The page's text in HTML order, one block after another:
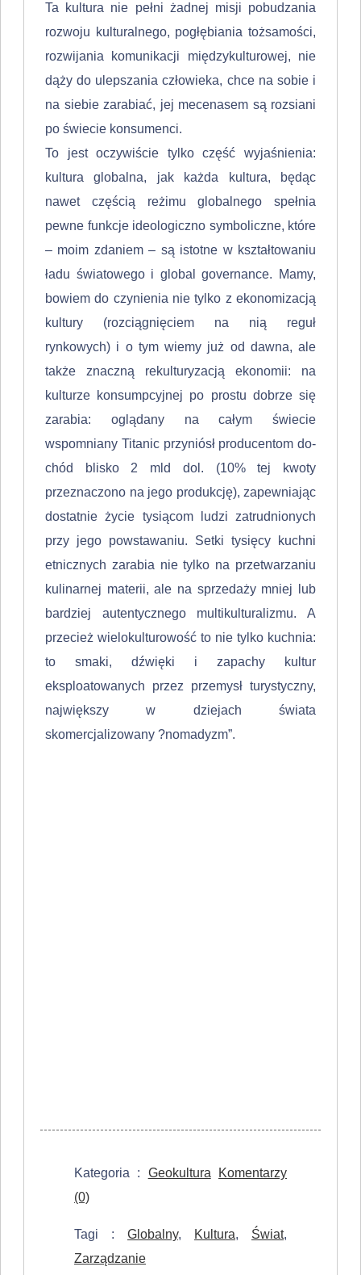
Ta kultura nie pełni żadnej misji pobudzania
rozwoju kulturalnego, pogłę­biania tożsamości,
rozwijania komunikacji międzykulturowej, nie
dąży do ulep­szania człowieka, chce na sobie i
na siebie zarabiać, jej mecenasem są rozsiani
po świecie konsumenci.
To jest oczywiście tylko część wyjaśnienia:
kultura globalna, jak każda kultura, będąc
nawet częścią reżimu globalnego spełnia
pewne funkcje ideologiczno symboliczne, które
– moim zdaniem – są istotne w kształtowaniu
ładu światowego i global governance. Mamy,
bowiem do czynienia nie tylko z ekonomizacją
kultury (rozciągnię­ciem na nią reguł
rynkowych) i o tym wiemy już od dawna, ale
także znaczną rekulturyzacją ekonomii: na
kulturze konsumpcyjnej po prostu dobrze się
zara­bia: oglądany na całym świecie
wspomniany Titanic przyniósł producentom do­
chód blisko 2 mld dol. (10% tej kwoty
przeznaczono na jego produkcję), za­pewniając
dostatnie życie tysiącom ludzi zatrudnionych
przy jego powstawaniu. Setki tysięcy kuchni
etnicznych zarabia nie tylko na przetwarzaniu
kulinarnej materii, ale na sprzedaży mniej lub
bardziej autentycznego multikulturalizmu. A
przecież wielokulturowość to nie tylko kuchnia:
to smaki, dźwięki i zapachy kultur
eksploatowanych przez przemysł turystyczny,
największy w dziejach świata
skomercjalizowany ?nomadyzm”.
Kategoria : Geokultura
Komentarzy
(0)
Tagi : Globalny, Kultura, Świat,
Zarządzanie